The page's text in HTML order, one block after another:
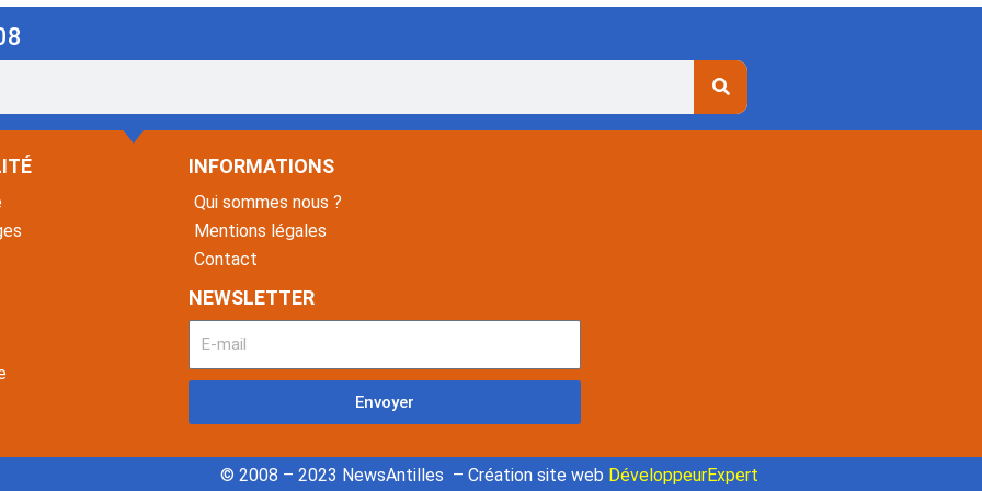
INFORMATIONS
Qui sommes nous ?
Mentions légales
Contact
NEWSLETTER
Envoyer
© 2008 – 2023 NewsAntilles – Création site web DéveloppeurExpert